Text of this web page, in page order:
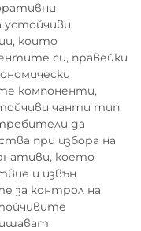
които
си, правейки
компоненти,
чанти тип
да
при избора на
което
и извън
за контрол на